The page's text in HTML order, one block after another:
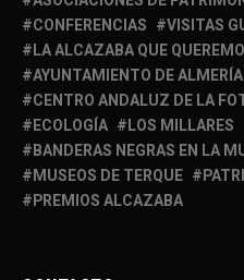
CONFERENCIAS
VISITAS
LA ALCAZABA QUE
AYUNTAMIENTO DE ALMERÍA
CENTRO ANDALUZ DE LA
ECOLOGÍA
LOS MILLARES
BANDERAS NEGRAS EN LA
MUSEOS DE TERQUE
PREMIOS ALCAZABA